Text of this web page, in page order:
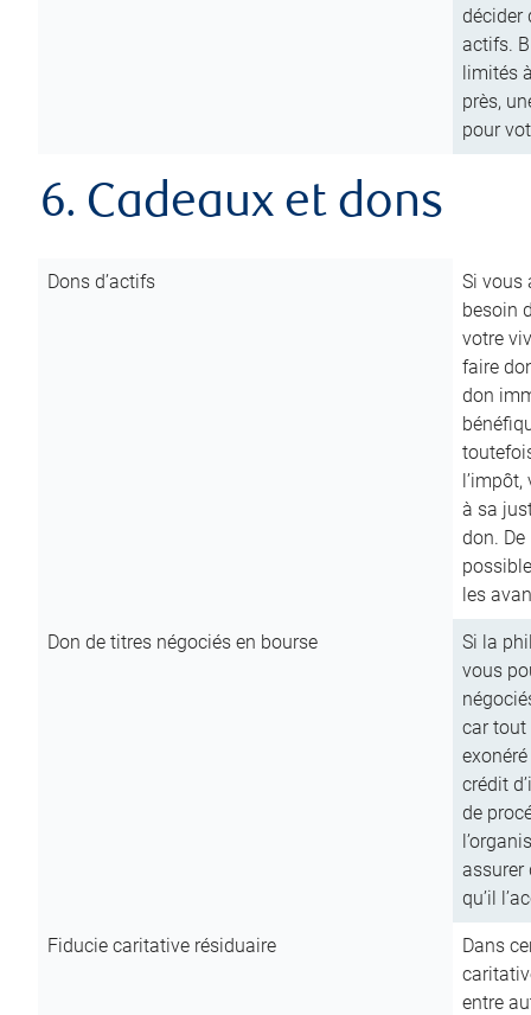
décider
actifs.
limités
près,
pour
6. Cadeaux et dons
Dons d’actifs
Si vous
besoin
votre
faire
don
à sa
don.
les
Don de titres négociés en bourse
Si la
vous
car tout
crédit
de
assurer
qu’il
Fiducie caritative résiduaire
Dans
entre